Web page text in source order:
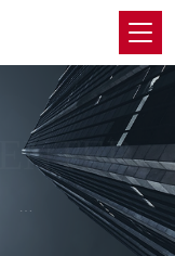
日本onosokki小野测器